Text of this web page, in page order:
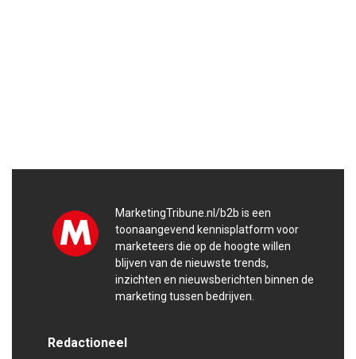
MarketingTribune.nl/b2b is een
toonaangevend kennisplatform voor
marketeers die op de hoogte willen
blijven van de nieuwste trends,
inzichten en nieuwsberichten binnen de
marketing tussen bedrijven.
Redactioneel